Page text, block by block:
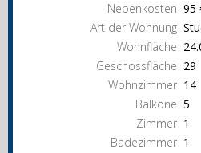
Nebenkosten 95
Art der Wohnung
Wohnfläche
Geschossfläche 29
Wohnzimmer 14
Balkone 5
Zimmer 1
Badezimmer 1